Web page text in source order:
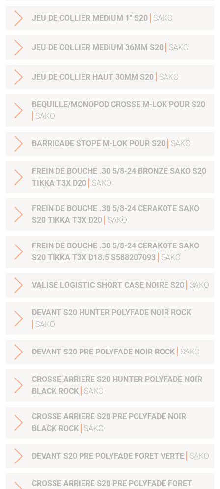
JEU DE COLLIER MEDIUM 1" S20 SAKO
JEU DE COLLIER MEDIUM 36MM S20 SAKO
JEU DE COLLIER HAUT 30MM S20 SAKO
BEQUILLE/MONOPOD CROSSE M-LOK POUR S20
SAKO
BARRICADE STOPE M-LOK POUR S20 SAKO
FREIN DE BOUCHE .30 5/8-24 BRONZE SAKO S20
TIKKA T3X D20
SAKO
FREIN DE BOUCHE .30 5/8-24 CERAKOTE SAKO
S20 TIKKA T3X D20
SAKO
FREIN DE BOUCHE .30 5/8-24 CERAKOTE SAKO
S20 TIKKA T3X D18.5 S588207093
SAKO
VALISE LOGISTIC SHORT CASE NOIRE S20 SAKO
DEVANT S20 HUNTER POLYFADE NOIR ROCK
SAKO
DEVANT S20 PRE POLYFADE NOIR ROCK SAKO
CROSSE ARRIERE S20 HUNTER POLYFADE NOIR
BLACK ROCK
SAKO
CROSSE ARRIERE S20 PRE POLYFADE NOIR
BLACK ROCK
SAKO
DEVANT S20 PRE POLYFADE FORET VERTE SAKO
CROSSE ARRIERE S20 PRE POLYFADE FORET